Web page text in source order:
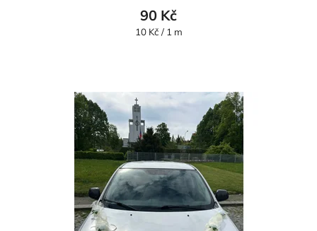
produktu
je
hvězdiček.
90 Kč
Měrná
10 Kč / 1 m